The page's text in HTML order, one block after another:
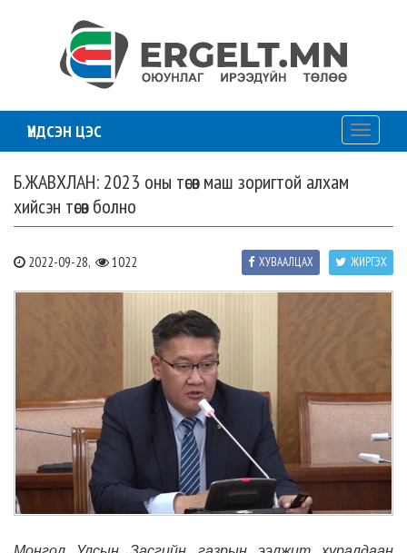
ҮНДСЭН ЦЭС
Toggle
Б.ЖАВХЛАН: 2023 оны төсөв маш зоригтой алхам
хийсэн төсөв болно
2022-09-28, 1022 ЖИРГЭХ
ХУВААЛЦАХ